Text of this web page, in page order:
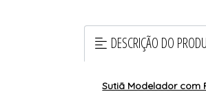
DESCRIÇÃO DO
Sutiã Modelador com